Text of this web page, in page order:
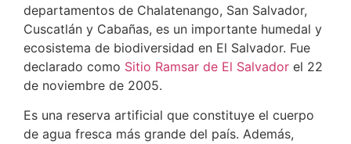
departamentos de Chalatenango, San Salvador,
Cuscatlán y Cabañas, es un importante humedal y
ecosistema de biodiversidad en El Salvador. Fue
declarado como Sitio Ramsar de El Salvador el 22
de noviembre de 2005.
Es una reserva artificial que constituye el cuerpo
de agua fresca más grande del país. Además,